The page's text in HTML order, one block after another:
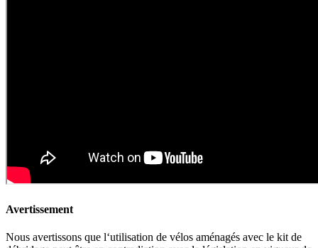
Avertissement
Nous avertissons que l‘utilisation de vélos aménagés avec le kit de